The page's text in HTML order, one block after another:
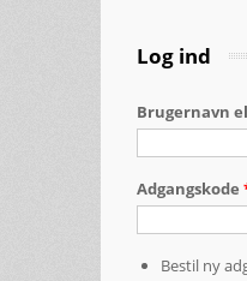
Log ind
Brugernavn
Adgangskode
Bestil ny